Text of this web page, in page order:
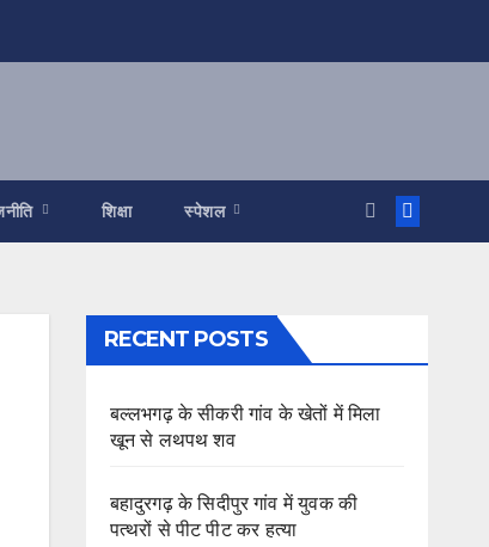
शिक्षा स्पेशल
RECENT POSTS
बल्लभगढ़ के सीकरी गांव के खेतों में मिला
खून से लथपथ शव
बहादुरगढ़ के सिदीपुर गांव में युवक की
पत्थरों से पीट पीट कर हत्या